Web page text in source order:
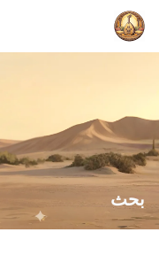
بحث